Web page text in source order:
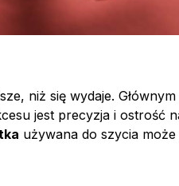
niż się wydaje.
jest precyzja i ostrość
używana do szycia